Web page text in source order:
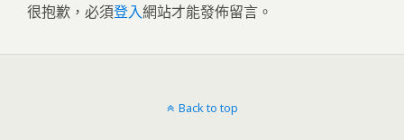
很抱歉，必須登入網站才能發佈留言。
Back to top